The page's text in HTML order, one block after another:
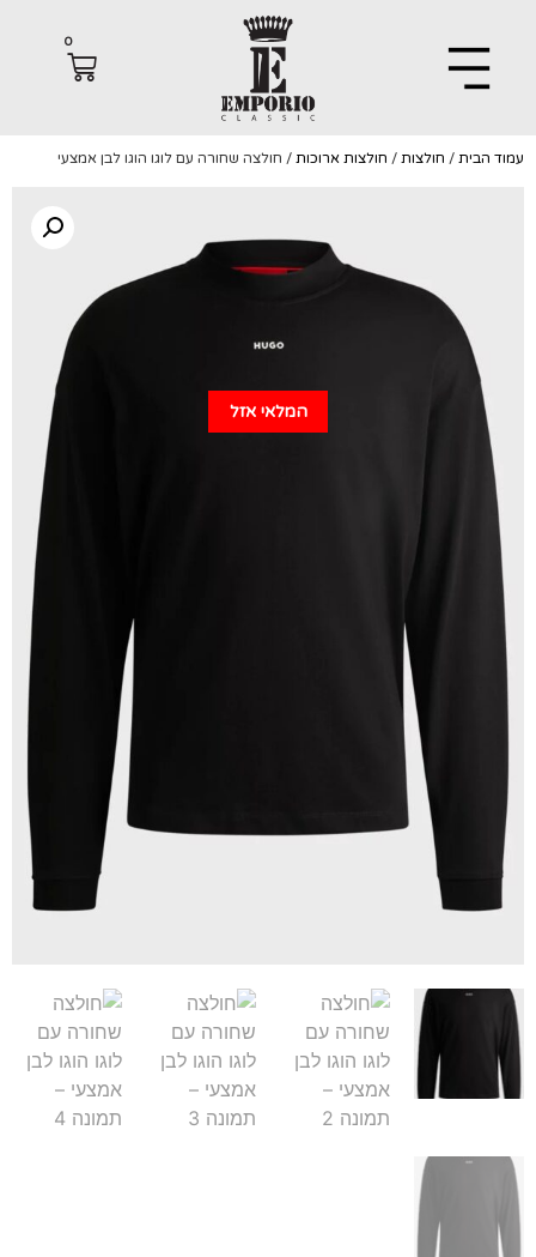
הבית/חולצות /חולצות ארוכות/ חולצה שחורה עם לוגו הוגו לבן אמצעי
המלאי אזל